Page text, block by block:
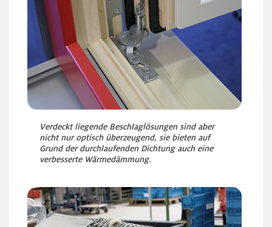
Verdeckt liegende Beschlaglösungen sind aber
nicht nur optisch überzeugend, sie bieten auf
Grund der durchlaufenden Dichtung auch eine
verbesserte Wärmedämmung.